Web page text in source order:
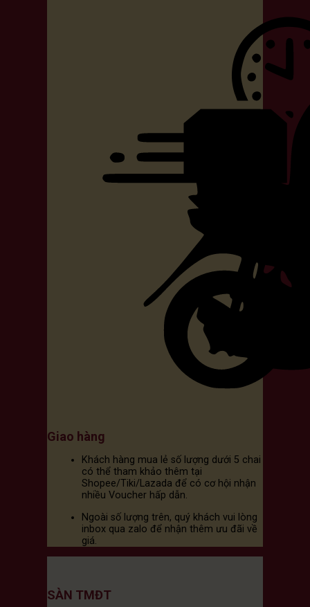
Giao hàng
Khách hàng mua lẻ số lượng dưới 5 chai
có thể tham khảo thêm tại
Shopee/Tiki/Lazada để có cơ hội nhận
nhiều Voucher hấp dẫn.
Ngoài số lượng trên, quý khách vui lòng
inbox qua zalo để nhận thêm ưu đãi về
giá.
SÀN TMĐT